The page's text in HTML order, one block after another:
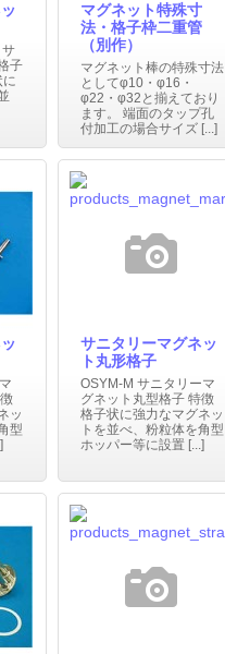
子
に
マグネット特殊寸
法・格子枠二重管
（別作）
マグネット棒の特殊寸法
としてφ10・φ16・
φ22・φ32と揃えており
ます。 端面のタップ孔
付加工の場合サイズ [...]
ッ
型
サニタリーマグネッ
ト丸形格子
OSYM-M サニタリーマ
グネット丸型格子 特徴
格子状に強力なマグネッ
トを並べ、粉粒体を角型
ホッパー等に設置 [...]